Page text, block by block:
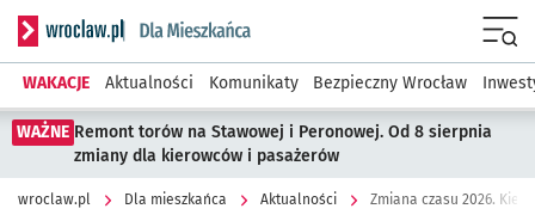
Serwis informacyjny wroclaw.pl podserwis: Dla mieszkańca
WAKACJE Aktualności Komunikaty Bezpieczny Wrocław
WAŻNE Remont torów na Stawowej i Peronowej. Od 8 sierpnia
zmiany dla kierowców i pasażerów
wroclaw.pl Dla mieszkańca Aktualności Zmiana czasu 2026.